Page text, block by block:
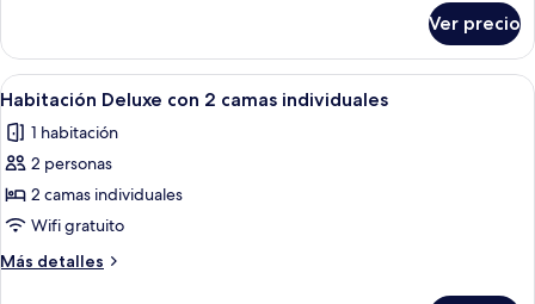
doble
Deluxe
Ver precio
Abrir
todas
las
fotos
de
Habitación
Deluxe
con
Habitación de hotel con dos camas,
3
Habitación Deluxe con 2 camas individuales
1 habitación
2 personas
2 camas individuales
Wifi gratuito
Más detalles
Más